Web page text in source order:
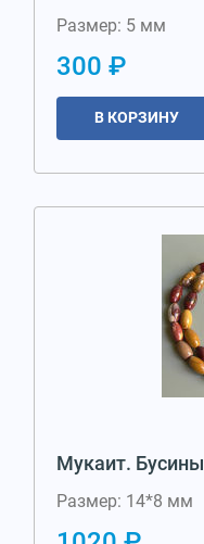
Размер: 5 мм
300 ₽
В КОРЗИНУ
Мукаит. Бусины
Размер: 14*8 мм